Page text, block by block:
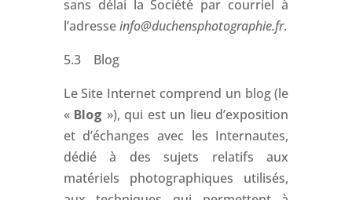
sans délai la Société par courriel à
l’adresseinfo@duchensphotographie.fr.
5.3 Blog
Le Site Internet comprend un blog (le
« Blog »), qui est un lieu d’exposition
et d’échanges avec les Internautes,
dédié à des sujets relatifs aux
matériels photographiques utilisés,